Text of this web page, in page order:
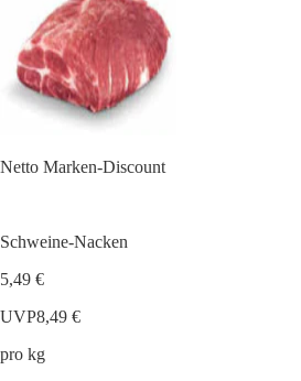
Netto Marken-Discount
Schweine-Nacken
5,49 €
UVP8,49 €
pro kg